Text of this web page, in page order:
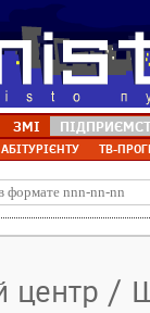
ЗМІ
АБІТУРІЄНТУ ТВ-
центр /